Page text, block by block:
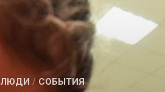
ЛЮДИ / СОБЫТИЯ